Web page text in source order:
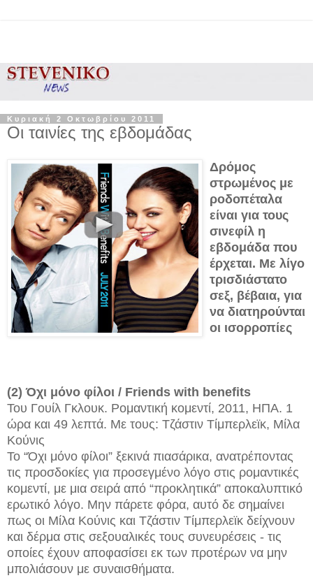
Κυριακή 2 Οκτωβρίου 2011
Οι ταινίες της εβδομάδας
Δρόμος
στρωμένος με
ροδοπέταλα
είναι για τους
σινεφίλ η
εβδομάδα που
έρχεται. Με λίγο
τρισδιάστατο
σεξ, βέβαια, για
να διατηρούνται
οι ισορροπίες
(2) Όχι μόνο φίλοι / Friends with benefits
Του Γουίλ Γκλουκ. Ρομαντική κομεντί, 2011, ΗΠΑ. 1
ώρα και 49 λεπτά. Με τους: Τζάστιν Τίμπερλεϊκ, Μίλα
Κούνις
Το “Όχι μόνο φίλοι” ξεκινά πιασάρικα, ανατρέποντας
τις προσδοκίες για προσεγμένο λόγο στις ρομαντικές
κομεντί, με μια σειρά από “προκλητικά” αποκαλυπτικό
ερωτικό λόγο. Μην πάρετε φόρα, αυτό δε σημαίνει
πως οι Μίλα Κούνις και Τζάστιν Τίμπερλεϊκ δείχνουν
και δέρμα στις σεξουαλικές τους συνευρέσεις - τις
οποίες έχουν αποφασίσει εκ των προτέρων να μην
μπολιάσουν με συναισθήματα.